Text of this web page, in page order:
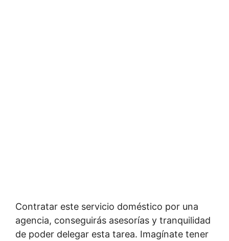
Contratar este servicio doméstico por una
agencia, conseguirás asesorías y tranquilidad
de poder delegar esta tarea. Imagínate tener